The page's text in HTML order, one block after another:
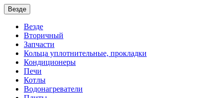
Везде
Везде
Вторичный
Запчасти
Кольца уплотнительные, прокладки
Кондиционеры
Печи
Котлы
Водонагреватели